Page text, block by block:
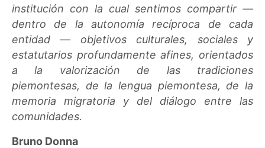
institución con la cual sentimos compartir —
dentro de la autonomía recíproca de cada
entidad — objetivos culturales, sociales y
estatutarios profundamente afines, orientados
a la valorización de las tradiciones
piemontesas, de la lengua piemontesa, de la
memoria migratoria y del diálogo entre las
comunidades.
Bruno Donna